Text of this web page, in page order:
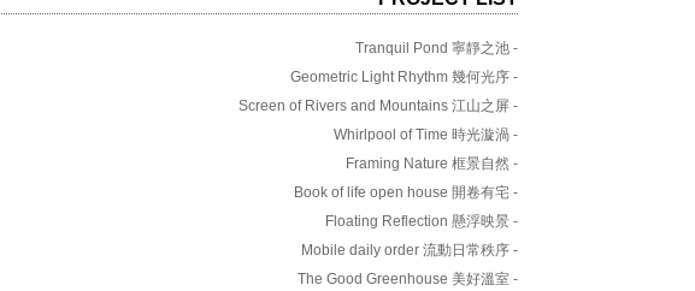
Tranquil Pond 寧靜之池 -
Geometric Light Rhythm 幾何光序 -
Screen of Rivers and Mountains 江山之屏 -
Whirlpool of Time 時光漩渦 -
Framing Nature 框景自然 -
Book of life open house 開卷有宅 -
Floating Reflection 懸浮映景 -
Mobile daily order 流動日常秩序 -
The Good Greenhouse 美好溫室 -